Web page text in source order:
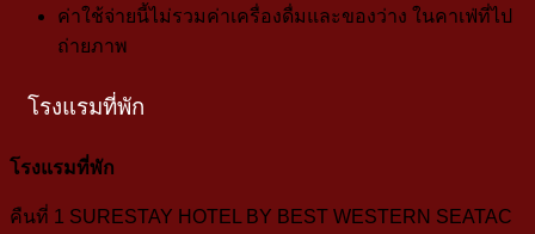
ค่าใช้จ่ายนี้ไม่รวมค่าเครื่องดื่มและของว่าง ในคาเฟ่ที่ไป
ถ่ายภาพ
โรงแรมที่พัก
โรงแรมที่พัก
คืนที่ 1 SURESTAY HOTEL BY BEST WESTERN SEATAC